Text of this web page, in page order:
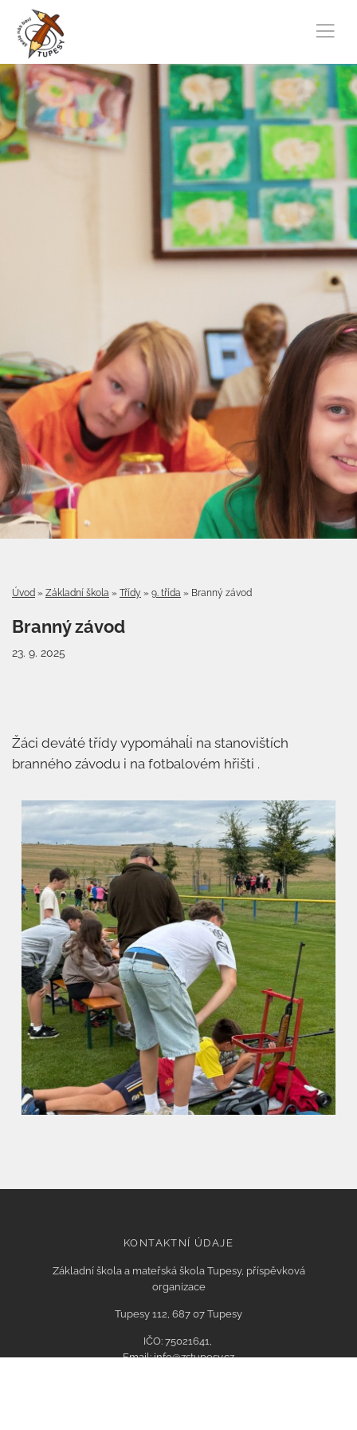
Úvod » Základní škola » Třídy » 9. třída » Branný závod
Branný závod
23. 9. 2025
Žáci deváté třídy vypomáhaĺi na stanovištích
branného závodu i na fotbalovém hřišti .
KONTAKTNÍ ÚDAJE
Základní škola a mateřská škola Tupesy, příspěvková
organizace
Tupesy 112, 687 07 Tupesy
IČO: 75021641,
Email: info@zstupesy.cz